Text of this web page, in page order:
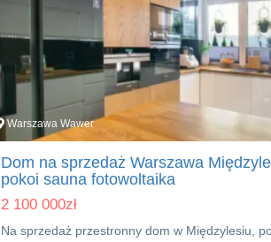
Warszawa Wawer
Dom na sprzedaż Warszawa
pokoi sauna fotowoltaika
2 100 000zł
Na sprzedaż przestronny dom w Międzylesiu,